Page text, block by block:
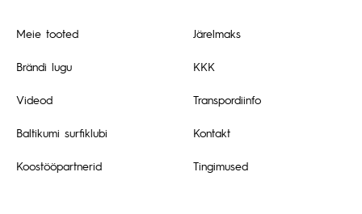
Meie tooted
Brändi lugu
Videod
Baltikumi surfiklubi
Koostööpartnerid
Järelmaks
KKK
Transpordiinfo
Kontakt
Tingimused